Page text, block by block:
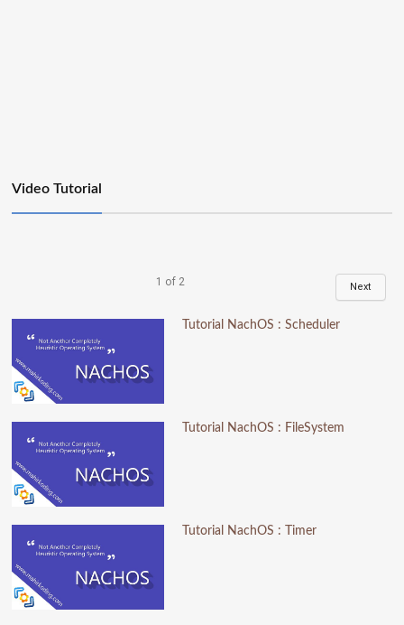
Video Tutorial
1 of 2 Next
Tutorial NachOS : Scheduler
Tutorial NachOS : FileSystem
Tutorial NachOS : Timer